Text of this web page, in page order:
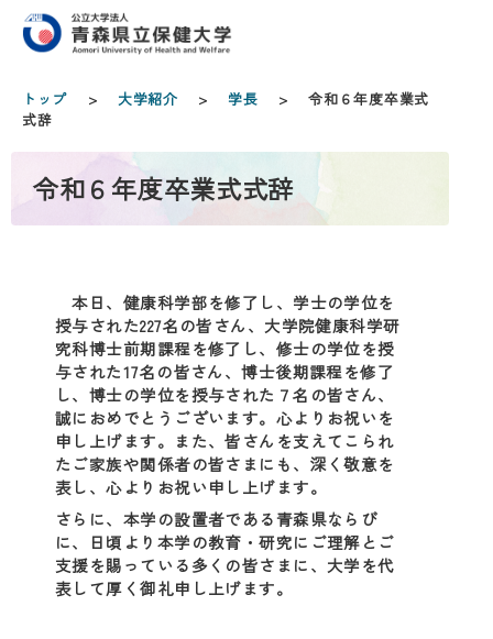
トップ > 大学紹介 >学長 > 令和６年度卒業式
式辞
令和６年度卒業式式辞
本日、健康科学部を修了し、学士の学位を
授与された227名の皆さん、大学院健康科学研
究科博士前期課程を修了し、修士の学位を授
与された17名の皆さん、博士後期課程を修了
し、博士の学位を授与された７名の皆さん、
誠におめでとうございます。心よりお祝いを
申し上げます。また、皆さんを支えてこられ
たご家族や関係者の皆さまにも、深く敬意を
表し、心よりお祝い申し上げます。
さらに、本学の設置者である青森県ならび
に、日頃より本学の教育・研究にご理解とご
支援を賜っている多くの皆さまに、大学を代
表して厚く御礼申し上げます。